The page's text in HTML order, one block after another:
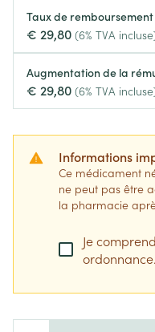
Taux de remboursement
€ 29,80 (6% TVA
Augmentation de la
€ 29,80 (6% TVA
Informations
Ce médicament
ne peut pas être
la pharmacie
Je
ordonnance.